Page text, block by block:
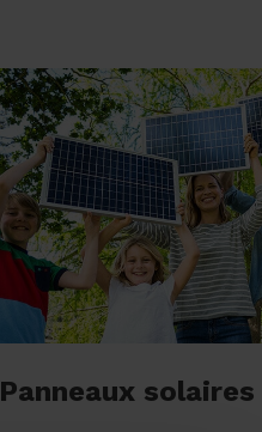
Panneaux solaires